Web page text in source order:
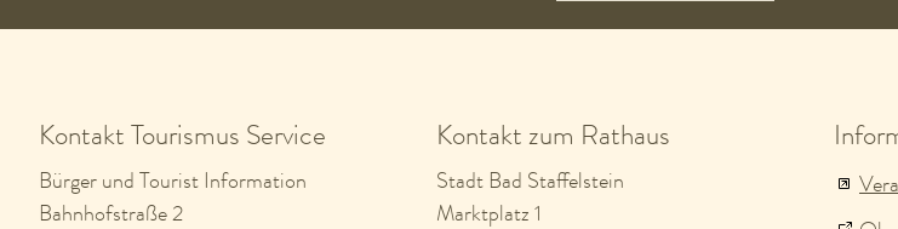
Kontakt Tourismus Service
Bürger und Tourist Information
Bahnhofstraße 2
Kontakt zum Rathaus
Stadt Bad Staffelstein
Marktplatz 1